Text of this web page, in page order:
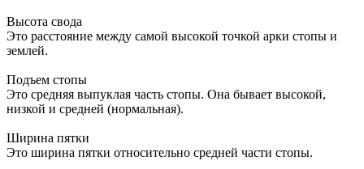
Высота свода
Это расстояние между самой высокой точкой арки стопы и
землей.
Подъем стопы
Это средняя выпуклая часть стопы. Она бывает высокой,
низкой и средней (нормальная).
Ширина пятки
Это ширина пятки относительно средней части стопы.